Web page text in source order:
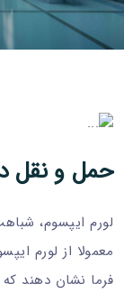
حمل و نقل
لورم ایپسوم،
معمولا از لورم
فرما نشان دهند